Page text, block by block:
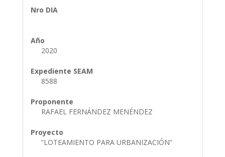
Nro DIA
Año
2020
Expediente SEAM
8588
Proponente
RAFAEL FERNÁNDEZ MENÉNDEZ
Proyecto
“LOTEAMIENTO PARA URBANIZACIÓN”